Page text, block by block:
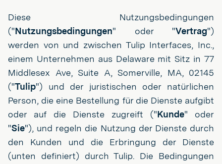
Diese Nutzungsbedingungen
("Nutzungsbedingungen" oder "Vertrag")
werden von und zwischen Tulip Interfaces, Inc.,
einem Unternehmen aus Delaware mit Sitz in 77
Middlesex Ave, Suite A, Somerville, MA, 02145
("Tulip") und der juristischen oder natürlichen
Person, die eine Bestellung für die Dienste aufgibt
oder auf die Dienste zugreift ("Kunde" oder
"Sie"), und regeln die Nutzung der Dienste durch
den Kunden und die Erbringung der Dienste
(unten definiert) durch Tulip. Die Bedingungen